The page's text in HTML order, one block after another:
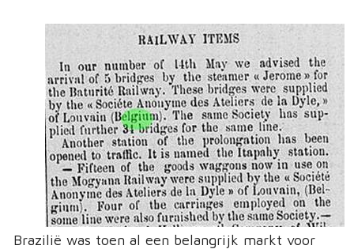
Brazilië was toen al een belangrijk markt voor